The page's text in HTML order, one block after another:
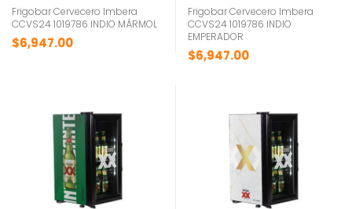
Frigobar Cervecero Imbera
CCVS24 1019786 INDIO MÁRMOL
$6,947.00
Frigobar Cervecero Imbera
CCVS24 1019786 INDIO
EMPERADOR
$6,947.00